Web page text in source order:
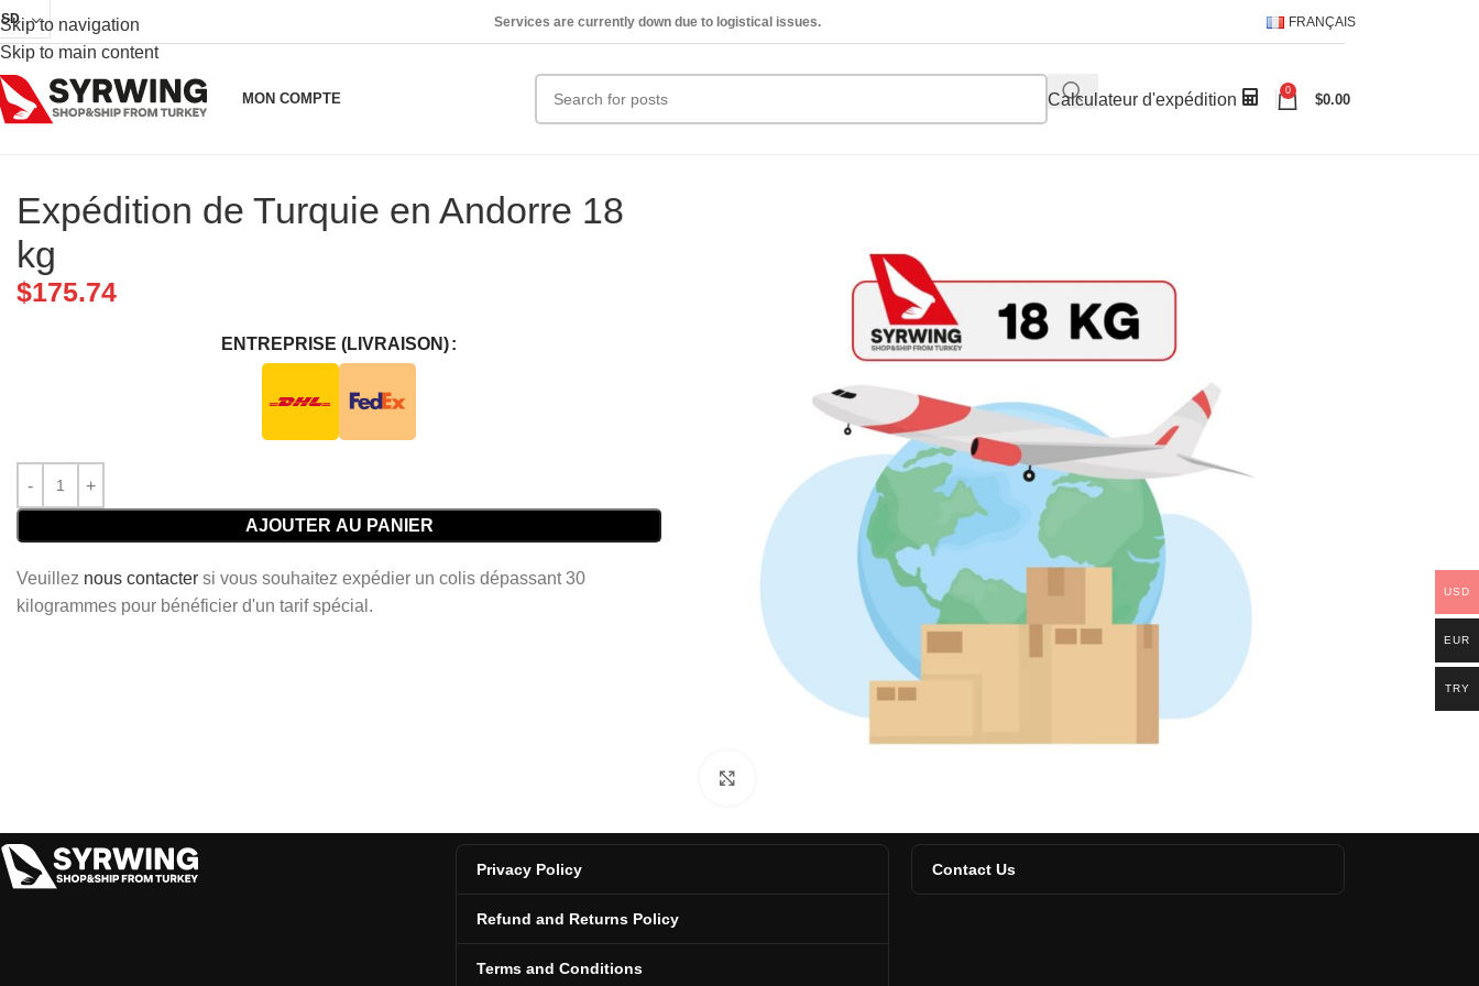
Skip to navigation
Skip to main content
Services are currently down due to logistical issues. FRANÇAIS
MON COMPTE Calculateur d'expédition 0
$0.00
Expédition de Turquie en Andorre 18
kg
$175.74
ENTREPRISE (LIVRAISON)
AJOUTER AU PANIER
Veuillez nous contacter si vous souhaitez expédier un colis dépassant 30
kilogrammes pour bénéficier d'un tarif spécial.
Privacy Policy
Refund and Returns Policy
Terms and Conditions
Contact Us
USD
EUR
TRY